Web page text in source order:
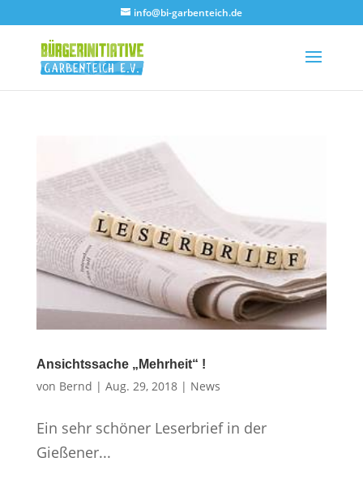
info@bi-garbenteich.de
Ansichtssache „Mehrheit“ !
von Bernd | Aug. 29, 2018| News
Ein sehr schöner Leserbrief in der
Gießener...